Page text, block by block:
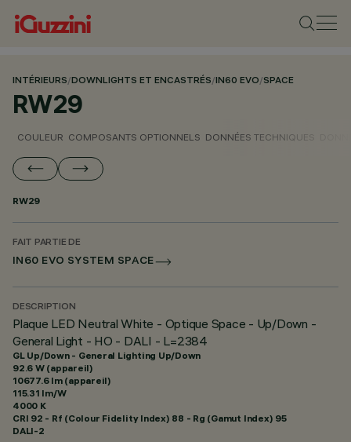
INTÉRIEURS/DOWNLIGHTS ET ENCASTRÉS/IN60 EVO/SPACE
RW29
COULEUR COMPOSANTS OPTIONNELS DONNÉES TECHNIQUES
RW29
FAIT PARTIE DE
IN60 EVO SYSTEM SPACE
DESCRIPTION
Plaque LED Neutral White - Optique Space - Up/Down -
General Light - HO - DALI - L=2384
GL Up/Down - General Lighting Up/Down
92.6 W (appareil)
10677.6 lm (appareil)
115.31 lm/W
4000 K
CRI 92 - Rf (Colour Fidelity Index) 88 - Rg (Gamut Index) 95
DALI-2